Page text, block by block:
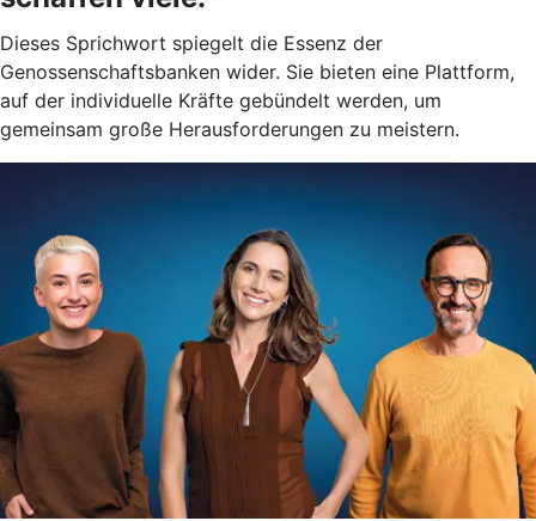
Dieses Sprichwort spiegelt die Essenz der
Genossenschaftsbanken wider. Sie bieten eine Plattform,
auf der individuelle Kräfte gebündelt werden, um
gemeinsam große Herausforderungen zu meistern.